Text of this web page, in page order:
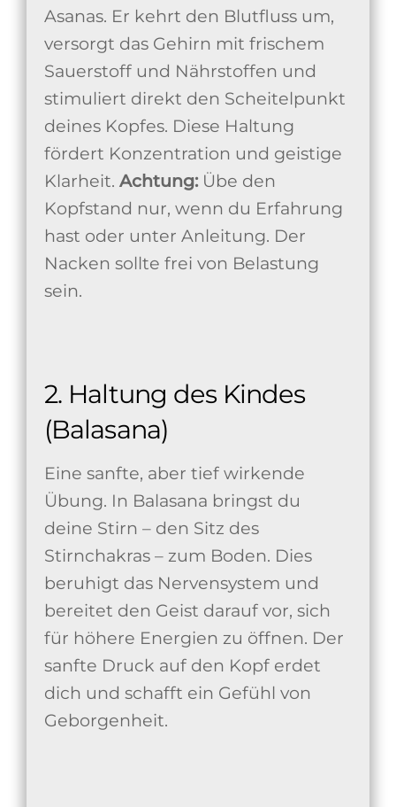
Asanas. Er kehrt den Blutfluss um,
versorgt das Gehirn mit frischem
Sauerstoff und Nährstoffen und
stimuliert direkt den Scheitelpunkt
deines Kopfes. Diese Haltung
fördert Konzentration und geistige
Klarheit. Achtung:Übe den
Kopfstand nur, wenn du Erfahrung
hast oder unter Anleitung. Der
Nacken sollte frei von Belastung
sein.
2. Haltung des Kindes
(Balasana)
Eine sanfte, aber tief wirkende
Übung. In Balasana bringst du
deine Stirn – den Sitz des
Stirnchakras – zum Boden. Dies
beruhigt das Nervensystem und
bereitet den Geist darauf vor, sich
für höhere Energien zu öffnen. Der
sanfte Druck auf den Kopf erdet
dich und schafft ein Gefühl von
Geborgenheit.